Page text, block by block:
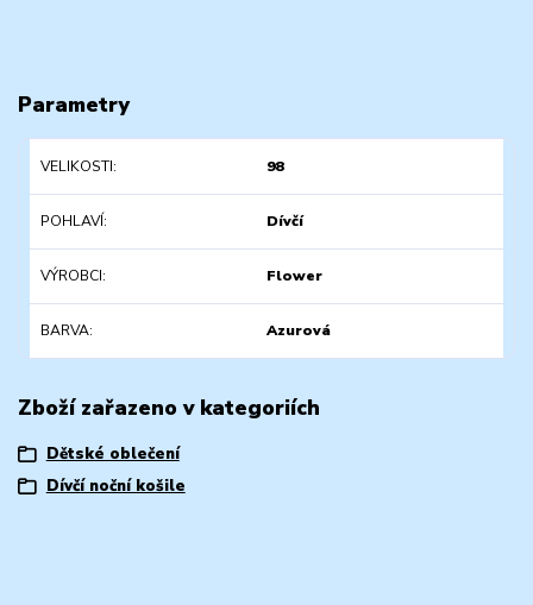
Parametry
VELIKOSTI 98
POHLAVÍ Dívčí
VÝROBCI Flower
BARVA Azurová
Zboží zařazeno v kategoriích
Dětské oblečení
Dívčí noční košile